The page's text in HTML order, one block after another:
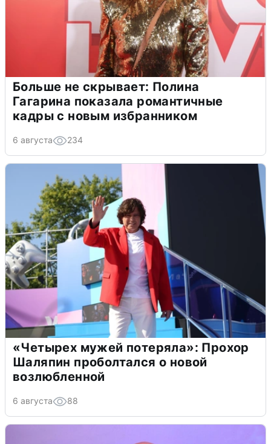
Больше не скрывает: Полина
Гагарина показала романтичные
кадры с новым избранником
6 августа 234
«Четырех мужей потеряла»: Прохор
Шаляпин проболтался о новой
возлюбленной
6 августа 88